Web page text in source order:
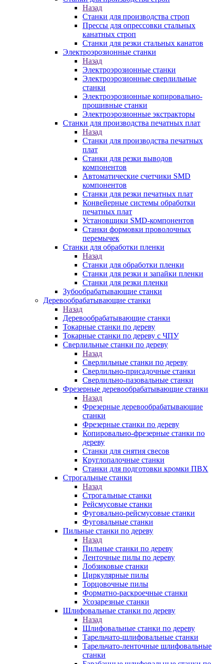
Назад
Станки для производства строп
Прессы для опрессовки стальных
канатных строп
Станки для резки стальных канатов
Электроэрозионные станки
Назад
Электроэрозионные станки
Электроэрозионные сверлильные
станки
Электроэрозионные копировально-
прошивные станки
Электроэрозионные экстракторы
Станки для производства печатных плат
Назад
Станки для производства печатных
плат
Станки для резки выводов
компонентов
Автоматические счетчики SMD
компонентов
Станки для резки печатных плат
Конвейерные системы обработки
печатных плат
Установщики SMD-компонентов
Станки формовки проволочных
перемычек
Станки для обработки пленки
Назад
Станки для обработки пленки
Станки для резки и запайки пленки
Станки для резки пленки
Зубообрабатывающие станки
Деревообрабатывающие станки
Назад
Деревообрабатывающие станки
Токарные станки по дереву
Токарные станки по дереву с ЧПУ
Сверлильные станки по дереву
Назад
Сверлильные станки по дереву
Сверлильно-присадочные станки
Сверлильно-пазовальные станки
Фрезерные деревообрабатывающие станки
Назад
Фрезерные деревообрабатывающие
станки
Фрезерные станки по дереву
Копировально-фрезерные станки по
дереву
Станки для снятия свесов
Круглопалочные станки
Станки для подготовки кромки ПВХ
Строгальные станки
Назад
Строгальные станки
Рейсмусовые станки
Фуговально-рейсмусовые станки
Фуговальные станки
Пильные станки по дереву
Назад
Пильные станки по дереву
Ленточные пилы по дереву
Лобзиковые станки
Циркулярные пилы
Торцовочные пилы
Форматно-раскроечные станки
Усозарезные станки
Шлифовальные станки по дереву
Назад
Шлифовальные станки по дереву
Тарельчато-шлифовальные станки
Тарельчато-ленточные шлифовальные
станки